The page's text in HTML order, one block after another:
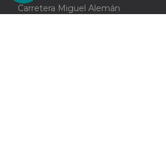
Carretera Miguel Alemán